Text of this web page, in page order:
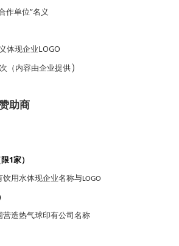
作单位”名义
体现企业LOGO
次（内容由企业提供）
助商
1家）
用水体现企业名称与LOGO
造热气球印有公司名称